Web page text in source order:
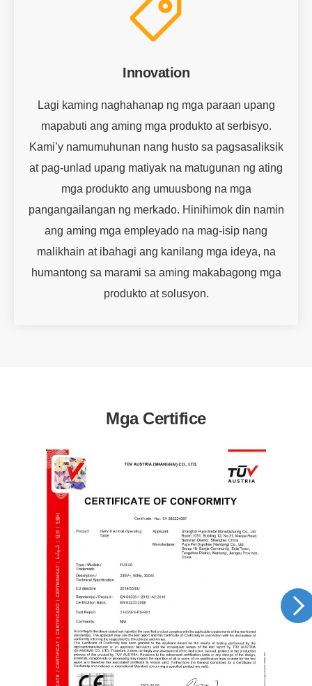
Innovation
Lagi kaming naghahanap ng mga paraan upang
mapabuti ang aming mga produkto at serbisyo.
Kami’y namumuhunan nang husto sa pagsasaliksik
at pag-unlad upang matiyak na matugunan ng ating
mga produkto ang umuusbong na mga
pangangailangan ng merkado. Hinihimok din namin
ang aming mga empleyado na mag-isip nang
malikhain at ibahagi ang kanilang mga ideya, na
humantong sa marami sa aming makabagong mga
produkto at solusyon.
Mga Certifice